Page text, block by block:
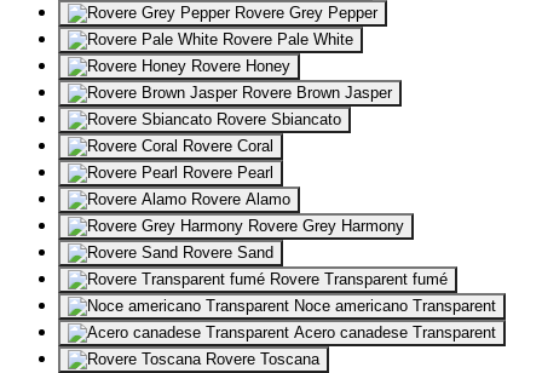
Rovere Grey Pepper
Rovere Pale White
Rovere Honey
Rovere Brown Jasper
Rovere Sbiancato
Rovere Coral
Rovere Pearl
Rovere Alamo
Rovere Grey Harmony
Rovere Sand
Rovere Transparent fumé
Noce americano Transparent
Acero canadese Transparent
Rovere Toscana